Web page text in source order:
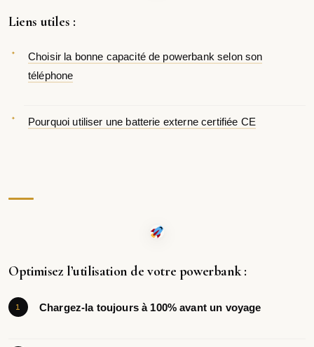
Liens utiles :
Choisir la bonne capacité de powerbank selon son
téléphone
Pourquoi utiliser une batterie externe certifiée CE
Optimisez l’utilisation de votre powerbank :
Chargez-la toujours à 100% avant un voyage